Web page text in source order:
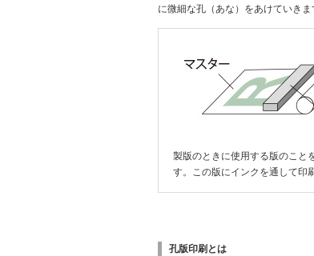
に微細な孔（あな）をあけていきま
製版のときに使用する版のこと
す。この版にインクを通して印
孔版印刷とは